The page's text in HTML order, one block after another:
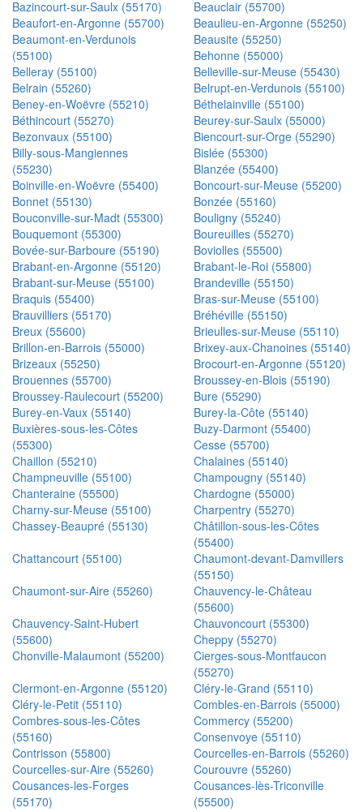
Bazincourt-sur-Saulx (55170)
Beauclair (55700)
Beaufort-en-Argonne (55700)
Beaulieu-en-Argonne (55250)
Beaumont-en-Verdunois
(55100)
Beausite (55250)
Behonne (55000)
Belleray (55100)
Belleville-sur-Meuse (55430)
Belrain (55260)
Belrupt-en-Verdunois (55100)
Beney-en-Woëvre (55210)
Béthelainville (55100)
Béthincourt (55270)
Beurey-sur-Saulx (55000)
Bezonvaux (55100)
Biencourt-sur-Orge (55290)
Billy-sous-Mangiennes
(55230)
Bislée (55300)
Blanzée (55400)
Boinville-en-Woëvre (55400)
Boncourt-sur-Meuse (55200)
Bonnet (55130)
Bonzée (55160)
Bouconville-sur-Madt (55300)
Bouligny (55240)
Bouquemont (55300)
Boureuilles (55270)
Bovée-sur-Barboure (55190)
Boviolles (55500)
Brabant-en-Argonne (55120)
Brabant-le-Roi (55800)
Brabant-sur-Meuse (55100)
Brandeville (55150)
Braquis (55400)
Bras-sur-Meuse (55100)
Brauvilliers (55170)
Bréhéville (55150)
Breux (55600)
Brieulles-sur-Meuse (55110)
Brillon-en-Barrois (55000)
Brixey-aux-Chanoines (55140)
Brizeaux (55250)
Brocourt-en-Argonne (55120)
Brouennes (55700)
Broussey-en-Blois (55190)
Broussey-Raulecourt (55200)
Bure (55290)
Burey-en-Vaux (55140)
Burey-la-Côte (55140)
Buxières-sous-les-Côtes
(55300)
Buzy-Darmont (55400)
Cesse (55700)
Chaillon (55210)
Chalaines (55140)
Champneuville (55100)
Champougny (55140)
Chanteraine (55500)
Chardogne (55000)
Charny-sur-Meuse (55100)
Charpentry (55270)
Chassey-Beaupré (55130)
Châtillon-sous-les-Côtes
(55400)
Chattancourt (55100)
Chaumont-devant-Damvillers
(55150)
Chaumont-sur-Aire (55260)
Chauvency-le-Château
(55600)
Chauvency-Saint-Hubert
(55600)
Chauvoncourt (55300)
Cheppy (55270)
Chonville-Malaumont (55200)
Cierges-sous-Montfaucon
(55270)
Clermont-en-Argonne (55120)
Cléry-le-Grand (55110)
Cléry-le-Petit (55110)
Combles-en-Barrois (55000)
Combres-sous-les-Côtes
(55160)
Commercy (55200)
Consenvoye (55110)
Contrisson (55800)
Courcelles-en-Barrois (55260)
Courcelles-sur-Aire (55260)
Courouvre (55260)
Cousances-les-Forges
(55170)
Cousances-lès-Triconville
(55500)